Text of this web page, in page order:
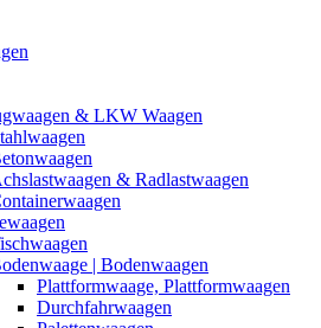
& LKW Waagen
& Radlastwaagen
| Bodenwaagen
Plattformwaage, Plattformwaagen
Durchfahrwaagen